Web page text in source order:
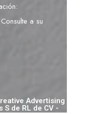
a su
Advertising
S de RL de CV -